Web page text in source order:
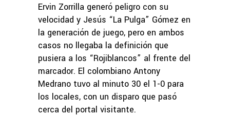
Ervin Zorrilla generó peligro con su
velocidad y Jesús “La Pulga” Gómez en
la generación de juego, pero en ambos
casos no llegaba la definición que
pusiera a los “Rojiblancos” al frente del
marcador. El colombiano Antony
Medrano tuvo al minuto 30 el 1-0 para
los locales, con un disparo que pasó
cerca del portal visitante.